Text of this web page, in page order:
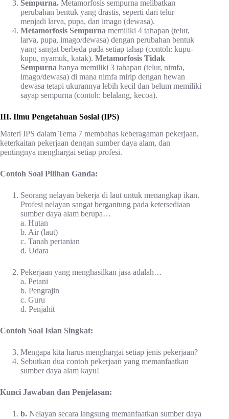
Sempurna. Metamorfosis sempurna melibatkan
perubahan bentuk yang drastis, seperti dari telur
menjadi larva, pupa, dan imago (dewasa).
Metamorfosis Sempurna memiliki 4 tahapan (telur,
larva, pupa, imago/dewasa) dengan perubahan bentuk
yang sangat berbeda pada setiap tahap (contoh: kupu-
kupu, nyamuk, katak). Metamorfosis Tidak
Sempurna hanya memiliki 3 tahapan (telur, nimfa,
imago/dewasa) di mana nimfa mirip dengan hewan
dewasa tetapi ukurannya lebih kecil dan belum memiliki
sayap sempurna (contoh: belalang, kecoa).
III. Ilmu Pengetahuan Sosial (IPS)
Materi IPS dalam Tema 7 membahas keberagaman pekerjaan,
keterkaitan pekerjaan dengan sumber daya alam, dan
pentingnya menghargai setiap profesi.
Contoh Soal Pilihan Ganda:
Seorang nelayan bekerja di laut untuk menangkap ikan.
Profesi nelayan sangat bergantung pada ketersediaan
sumber daya alam berupa…
a. Hutan
b. Air (laut)
c. Tanah pertanian
d. Udara
Pekerjaan yang menghasilkan jasa adalah…
a. Petani
b. Pengrajin
c. Guru
d. Penjahit
Contoh Soal Isian Singkat:
Mengapa kita harus menghargai setiap jenis pekerjaan?
Sebutkan dua contoh pekerjaan yang memanfaatkan
sumber daya alam kayu!
Kunci Jawaban dan Penjelasan:
b. Nelayan secara langsung memanfaatkan sumber daya